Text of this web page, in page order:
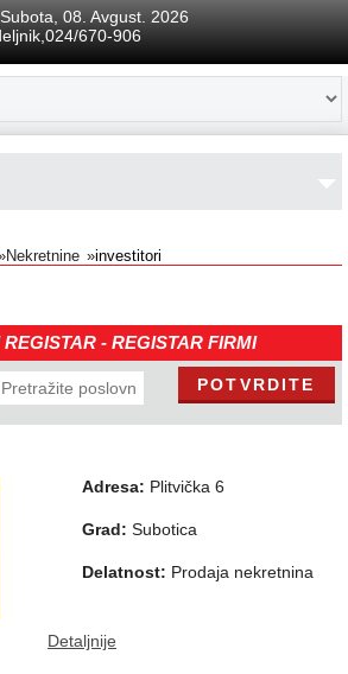
Subota, 08. Avgust. 2026
670-906
Nekretnine investitori
- REGISTAR FIRMI
Adresa: Plitvička 6
Grad: Subotica
Delatnost: Prodaja nekretnina
Detaljnije